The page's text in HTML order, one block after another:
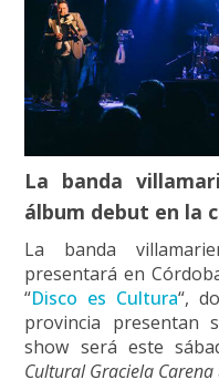
La banda
álbum debut en la
La banda
presentará en
“Disco es Cultura“,
provincia presentan
show será este
Cultural Graciela Carena